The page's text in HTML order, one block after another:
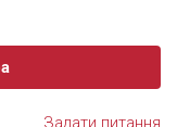
Задати питання